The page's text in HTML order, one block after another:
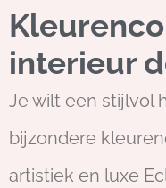
interieur
Je wilt een stijlvol
bijzondere
artistiek en luxe